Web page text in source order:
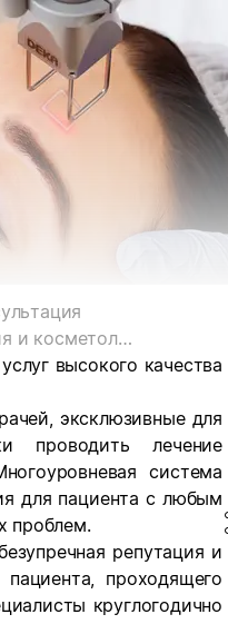
Пластическая хирургия и косметология
высокого качества
эксклюзивные для
проводить лечение
система
для пациента с любым
проблем.
репутация и
проходящего
круглогодично